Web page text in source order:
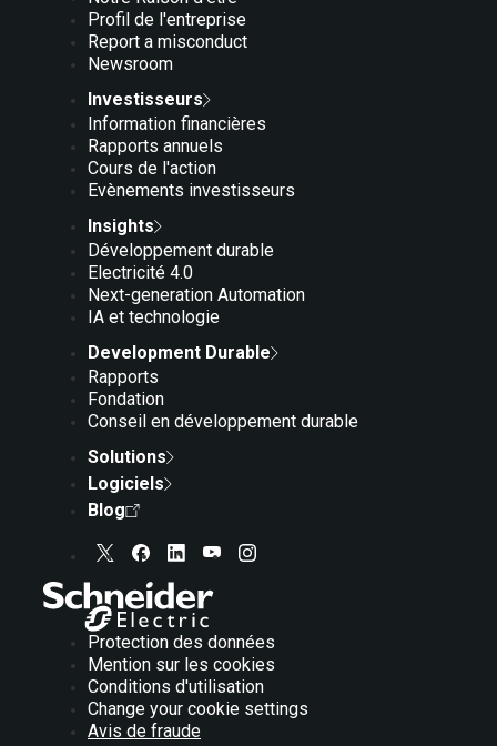
Profil de l'entreprise
Report a misconduct
Newsroom
Investisseurs
Information financières
Rapports annuels
Cours de l'action
Evènements investisseurs
Insights
Développement durable
Electricité 4.0
Next-generation Automation
IA et technologie
Development Durable
Rapports
Fondation
Conseil en développement durable
Solutions
Logiciels
Blog
Protection des données
Mention sur les cookies
Conditions d'utilisation
Change your cookie settings
Avis de fraude